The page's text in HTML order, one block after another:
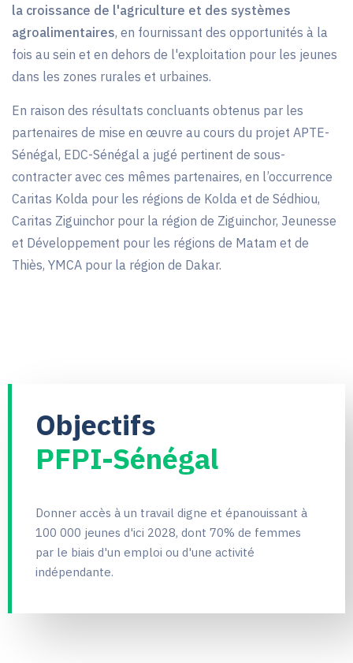
la croissance de l'agriculture et des systèmes
agroalimentaires, en fournissant des opportunités à la
fois au sein et en dehors de l'exploitation pour les jeunes
dans les zones rurales et urbaines.
En raison des résultats concluants obtenus par les
partenaires de mise en œuvre au cours du projet APTE-
Sénégal, EDC-Sénégal a jugé pertinent de sous-
contracter avec ces mêmes partenaires, en l’occurrence
Caritas Kolda pour les régions de Kolda et de Sédhiou,
Caritas Ziguinchor pour la région de Ziguinchor, Jeunesse
et Développement pour les régions de Matam et de
Thiès, YMCA pour la région de Dakar.
Objectifs
PFPI-Sénégal
Donner accès à un travail digne et épanouissant à
100 000 jeunes d'ici 2028, dont 70% de femmes
par le biais d'un emploi ou d'une activité
indépendante.